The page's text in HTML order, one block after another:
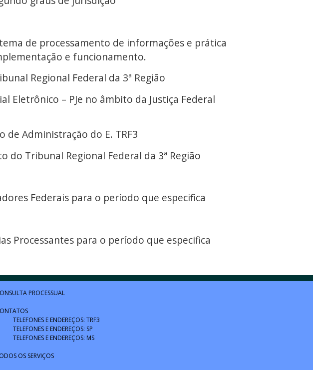
de processamento de informações e prática
e funcionamento.
Regional Federal da 3ª Região
Eletrônico – PJe no âmbito da Justiça Federal
de Administração do E. TRF3
Tribunal Regional Federal da 3ª Região
Federais para o período que especifica
Processantes para o período que especifica
PROCESSUAL
TELEFONES E ENDEREÇOS: TRF3
TELEFONES E ENDEREÇOS: SP
TELEFONES E ENDEREÇOS: MS
OS SERVIÇOS